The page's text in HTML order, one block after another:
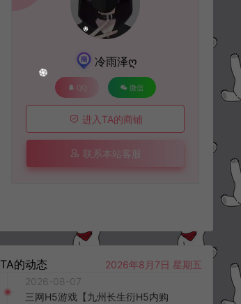
冷雨泽ღ
QQ 微信
进入TA的商铺
联系本站客服
TA的动态
2026年8月7日 星期五
2026-08-07
三网H5游戏【九州长生衍H5内购